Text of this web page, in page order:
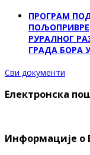
ПРОГРАМ
РУРАЛНОГ
ГРАДА БОРА
Сви документи
Електронска
Информације о